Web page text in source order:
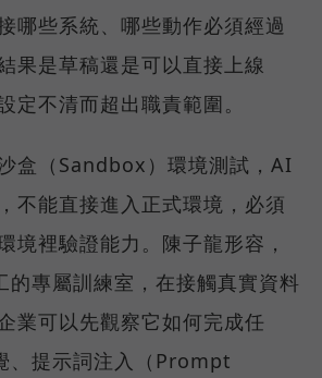
哪些系統、哪些動作必須經過
果是草稿還是可以直接上線
定不清而超出職責範圍。
盒（Sandbox）環境測試，AI
不能直接進入正式環境，必須
境裡驗證能力。陳子龍形容，
專屬訓練室，在接觸真實資料
業可以先觀察它如何完成任
、提示詞注入（Prompt